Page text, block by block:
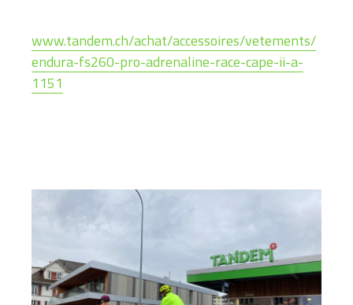
www.tandem.ch/achat/accessoires/vetements/
endura-fs260-pro-adrenaline-race-cape-ii-a-
1151